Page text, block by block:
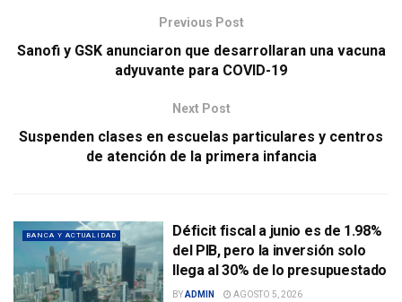
Previous Post
Sanofi y GSK anunciaron que desarrollaran una vacuna
adyuvante para COVID-19
Next Post
Suspenden clases en escuelas particulares y centros
de atención de la primera infancia
BANCA Y ACTUALIDAD
Déficit fiscal a junio es de 1.98%
del PIB, pero la inversión solo
llega al 30% de lo presupuestado
BYADMIN AGOSTO 5, 2026